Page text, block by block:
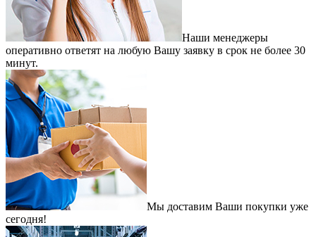
Наши менеджеры
оперативно ответят на любую Вашу заявку в срок не более 30
минут.
Мы доставим Ваши покупки уже
сегодня!